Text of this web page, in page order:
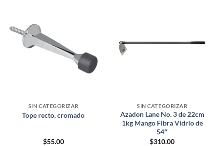
SIN CATEGORIZAR
Tope recto, cromado
$55.00
SIN CATEGORIZAR
Azadon Lane No. 3 de 22cm
1kg Mango Fibra Vidrio de
54″
$310.00